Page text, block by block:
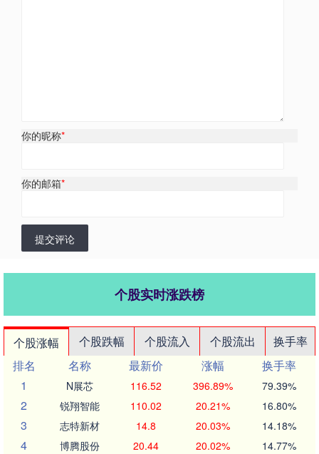
你的昵称*
你的邮箱*
提交评论
个股实时涨跌榜
个股涨幅 个股跌幅 个股流入 个股流出
换手率
排名
名称 最新价 涨幅
换手率
1
N展芯 116.52 396.89% 79.39%
2 锐翔智能 110.02 20.21% 16.80%
3 志特新材 14.8 20.03% 14.18%
4 博腾股份 20.44 20.02% 14.77%